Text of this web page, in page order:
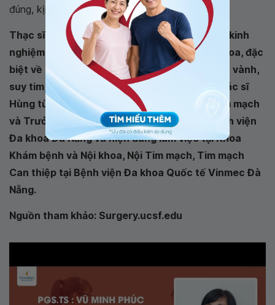
đúng, kịp thời.
Thạc sĩ, Bác sĩ Phạm Văn Hùng đã có 30 năm kinh
nghiệm về khám và điều trị các bệnh lý nội khoa, đặc
biệt về chuyên khoa Nội tim mạch: động mạch vành,
suy tim, van tim,
rối loạn nhịp tim
...Thạc sĩ, Bác sĩ
Hùng từng giữ chức Phó Trưởng khoa Nội Tim mạch
và Trưởng Đơn vị Tim mạch Can thiệp tại Bệnh viện
Đa khoa Đà Nẵng và hiện đang làm việc tại Khoa
Khám bệnh và Nội khoa, Nội Tim mạch, Tim mạch
Can thiệp tại Bệnh viện Đa khoa Quốc tế Vinmec Đà
Nẵng.
Nguồn tham khảo: Surgery.ucsf.edu